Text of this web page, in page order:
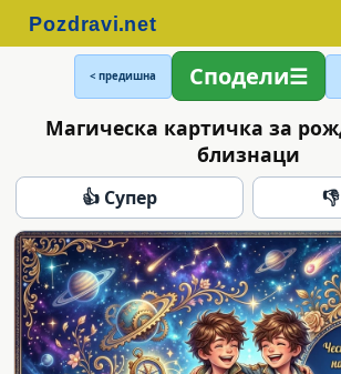
< предишна Сподели
Магическа картичка за
близнаци
👍 Супер